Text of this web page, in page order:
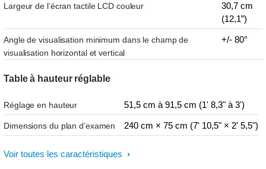
Largeur de l’écran tactile LCD couleur
30,7 cm
(12,1”)
Angle de visualisation minimum dans le champ de
visualisation horizontal et vertical
+/- 80°
Table à hauteur réglable
Réglage en hauteur 51,5 cm à 91,5 cm (1' 8,3" à 3')
Dimensions du plan d’examen 240 cm × 75 cm (7' 10,5" × 2' 5,5")
Voir toutes les caractéristiques